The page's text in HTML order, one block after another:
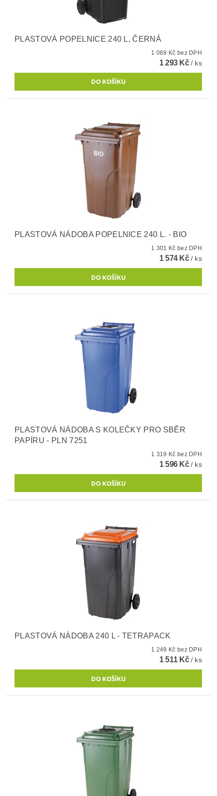
PLASTOVÁ POPELNICE 240 L, ČERNÁ
1 069 Kč bez DPH
1 293 Kč/ ks
PLASTOVÁ NÁDOBA POPELNICE 240 L. - BIO
1 301 Kč bez DPH
1 574 Kč/ ks
PLASTOVÁ NÁDOBA S KOLEČKY PRO SBĚR
PAPÍRU - PLN 7251
1 319 Kč bez DPH
1 596 Kč/ ks
PLASTOVÁ NÁDOBA 240 L - TETRAPACK
1 249 Kč bez DPH
1 511 Kč/ ks